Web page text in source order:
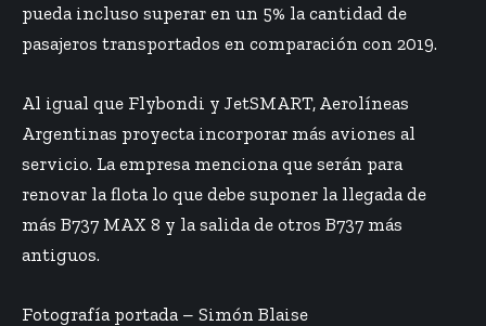
pueda incluso superar en un 5% la cantidad de
pasajeros transportados en comparación con 2019.
Al igual que Flybondi y JetSMART, Aerolíneas
Argentinas proyecta incorporar más aviones al
servicio. La empresa menciona que serán para
renovar la flota lo que debe suponer la llegada de
más B737 MAX 8 y la salida de otros B737 más
antiguos.
Fotografía portada – Simón Blaise